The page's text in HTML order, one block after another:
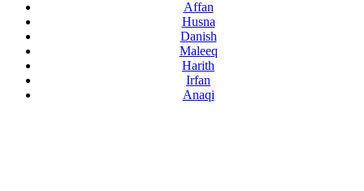
Affan
Husna
Danish
Maleeq
Harith
Irfan
Anaqi